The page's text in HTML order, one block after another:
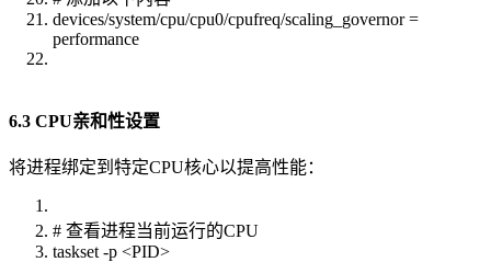
devices/system/cpu/cpu0/cpufreq/scaling_governor =
performance
6.3 CPU亲和性设置
将进程绑定到特定CPU核心以提高性能：
# 查看进程当前运行的CPU
taskset -p <PID>